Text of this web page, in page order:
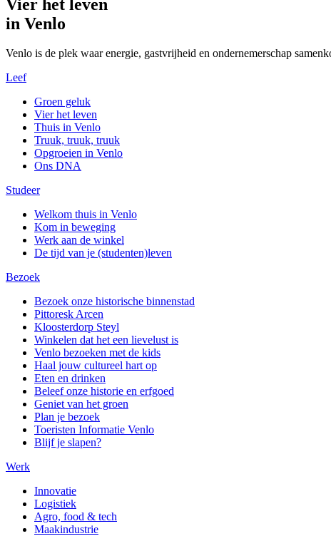
Vier het leven
in Venlo
Venlo is de plek waar energie, gastvrijheid en ondernemerschap
Leef
Groen geluk
Vier het leven
Thuis in Venlo
Truuk, truuk, truuk
Opgroeien in Venlo
Ons DNA
Studeer
Welkom thuis in Venlo
Kom in beweging
Werk aan de winkel
De tijd van je (studenten)leven
Bezoek
Bezoek onze historische binnenstad
Pittoresk Arcen
Kloosterdorp Steyl
Winkelen dat het een lievelust is
Venlo bezoeken met de kids
Haal jouw cultureel hart op
Eten en drinken
Beleef onze historie en erfgoed
Geniet van het groen
Plan je bezoek
Toeristen Informatie Venlo
Blijf je slapen?
Werk
Innovatie
Logistiek
Agro, food & tech
Maakindustrie